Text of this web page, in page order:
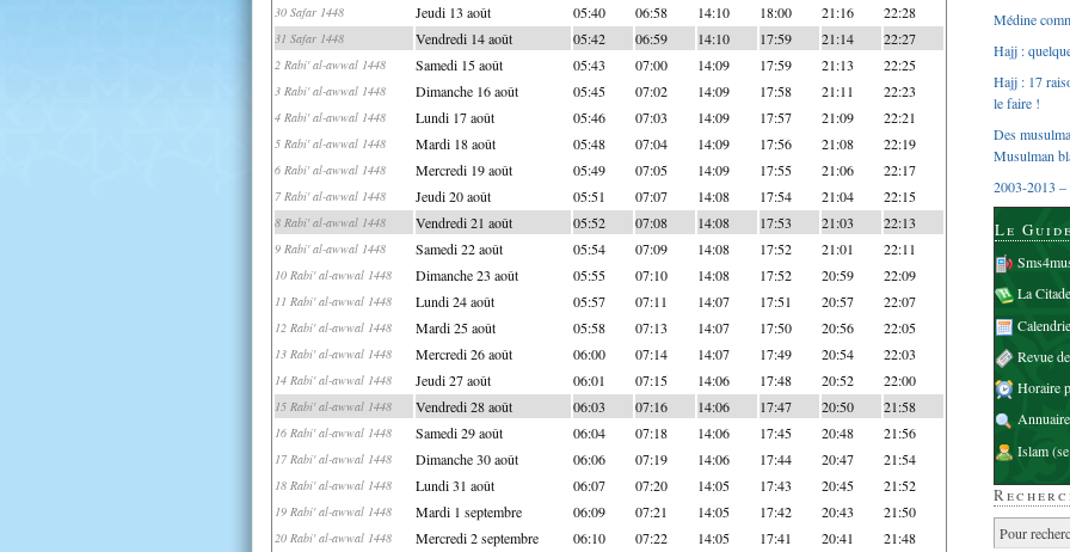
30 Safar 1448 Jeudi 13 août 05:40 06:58 14:10 18:00 21:16 22:28
31 Safar 1448 Vendredi 14 août 05:42 06:59 14:10 17:59 21:14 22:27
2 Rabi' al-awwal 1448 Samedi 15 août 05:43 07:00 14:09 17:59 21:13 22:25
3 Rabi' al-awwal 1448 Dimanche 16 août 05:45 07:02 14:09 17:58 21:11 22:23
4 Rabi' al-awwal 1448 Lundi 17 août 05:46 07:03 14:09 17:57 21:09 22:21
5 Rabi' al-awwal 1448 Mardi 18 août 05:48 07:04 14:09 17:56 21:08 22:19
6 Rabi' al-awwal 1448 Mercredi 19 août 05:49 07:05 14:09 17:55 21:06 22:17
7 Rabi' al-awwal 1448 Jeudi 20 août 05:51 07:07 14:08 17:54 21:04 22:15
8 Rabi' al-awwal 1448 Vendredi 21 août 05:52 07:08 14:08 17:53 21:03 22:13
9 Rabi' al-awwal 1448 Samedi 22 août 05:54 07:09 14:08 17:52 21:01 22:11
10 Rabi' al-awwal 1448 Dimanche 23 août 05:55 07:10 14:08 17:52 20:59 22:09
11 Rabi' al-awwal 1448 Lundi 24 août 05:57 07:11 14:07 17:51 20:57 22:07
12 Rabi' al-awwal 1448 Mardi 25 août 05:58 07:13 14:07 17:50 20:56 22:05
13 Rabi' al-awwal 1448 Mercredi 26 août 06:00 07:14 14:07 17:49 20:54 22:03
14 Rabi' al-awwal 1448 Jeudi 27 août 06:01 07:15 14:06 17:48 20:52 22:00
15 Rabi' al-awwal 1448 Vendredi 28 août 06:03 07:16 14:06 17:47 20:50 21:58
16 Rabi' al-awwal 1448 Samedi 29 août 06:04 07:18 14:06 17:45 20:48 21:56
17 Rabi' al-awwal 1448 Dimanche 30 août 06:06 07:19 14:06 17:44 20:47 21:54
18 Rabi' al-awwal 1448 Lundi 31 août 06:07 07:20 14:05 17:43 20:45 21:52
19 Rabi' al-awwal 1448 Mardi 1 septembre 06:09 07:21 14:05 17:42 20:43 21:50
20 Rabi' al-awwal 1448 Mercredi 2 septembre 06:10 07:22 14:05 17:41 20:41 21:48
Médine
Hajj :
Hajj : 17
le faire !
Des
Musulman
2003-2013 –
Le
La
Revue
Horaire
Islam